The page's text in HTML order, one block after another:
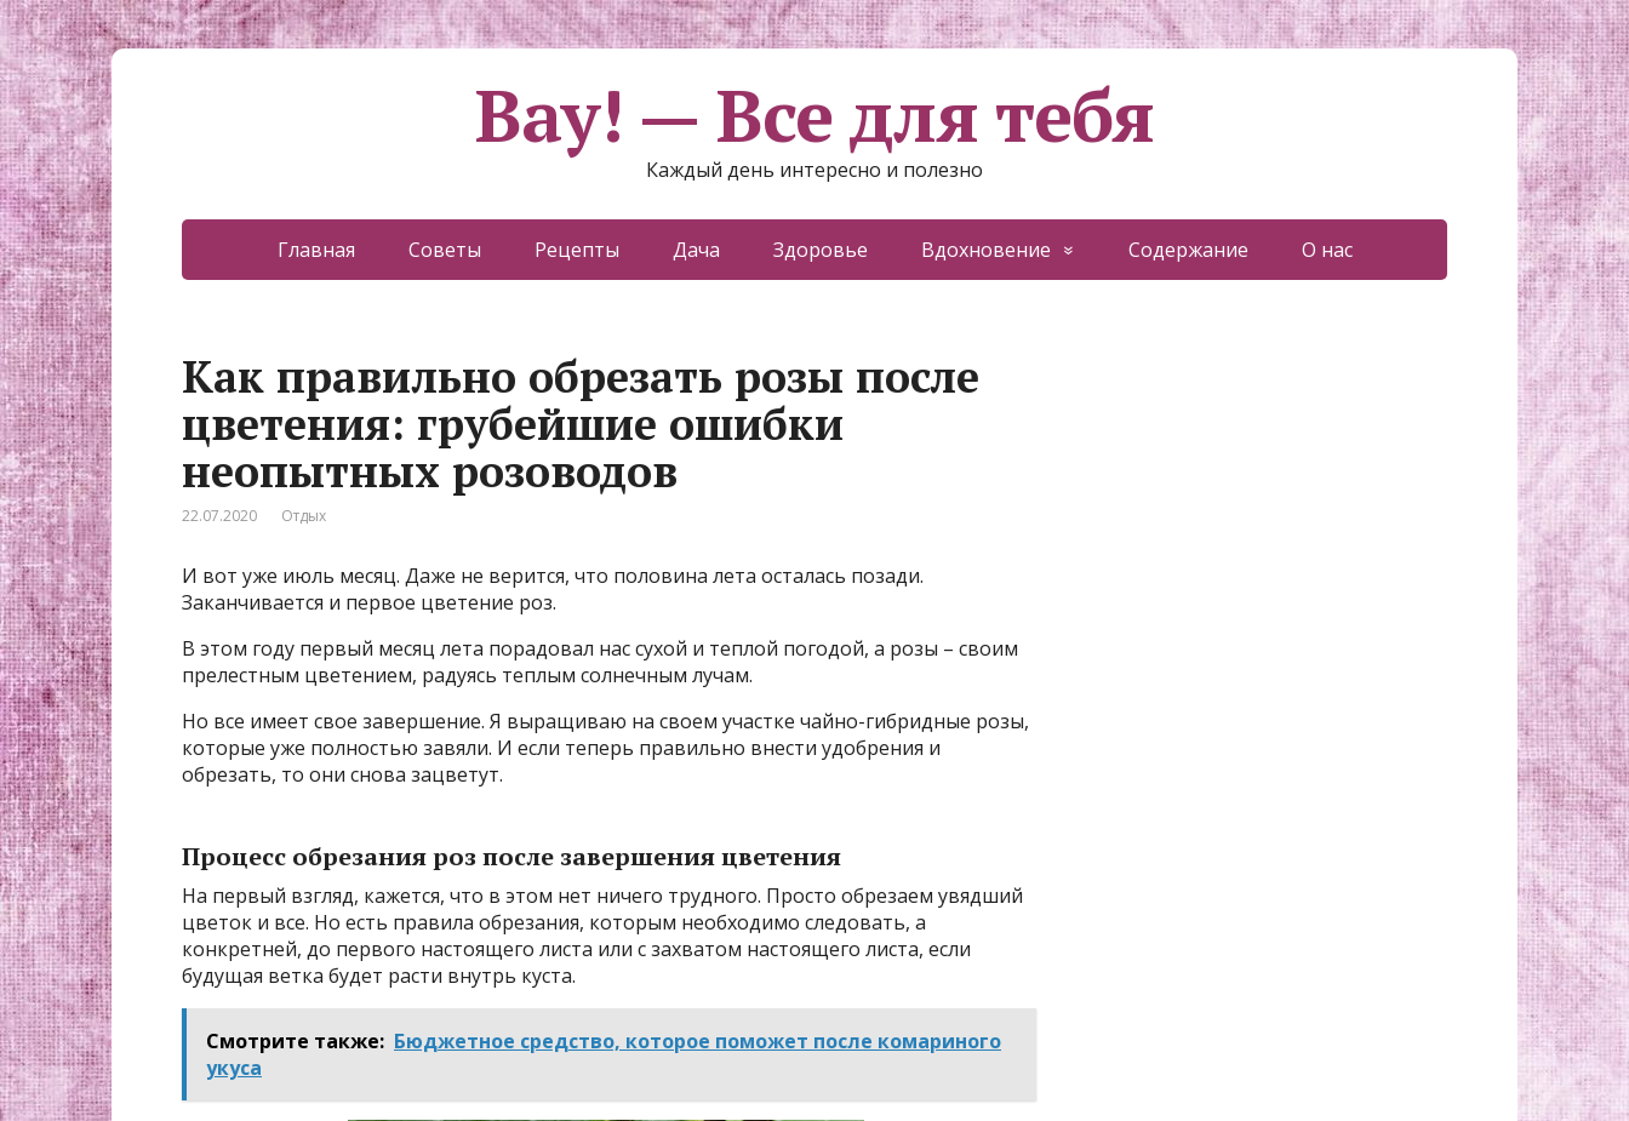
Вау! — Все для тебя
Каждый день интересно и полезно
Главная Советы Рецепты Дача Здоровье Вдохновение Содержание О нас
Как правильно обрезать розы после
цветения: грубейшие ошибки
неопытных розоводов
22.07.2020 Отдых
И вот уже июль месяц. Даже не верится, что половина лета осталась позади.
Заканчивается и первое цветение роз.
В этом году первый месяц лета порадовал нас сухой и теплой погодой, а розы – своим
прелестным цветением, радуясь теплым солнечным лучам.
Но все имеет свое завершение. Я выращиваю на своем участке чайно-гибридные розы,
которые уже полностью завяли. И если теперь правильно внести удобрения и
обрезать, то они снова зацветут.
Процесс обрезания роз после завершения цветения
На первый взгляд, кажется, что в этом нет ничего трудного. Просто обрезаем увядший
цветок и все. Но есть правила обрезания, которым необходимо следовать, а
конкретней, до первого настоящего листа или с захватом настоящего листа, если
будущая ветка будет расти внутрь куста.
Смотрите также: Бюджетное средство, которое поможет после комариного
укуса